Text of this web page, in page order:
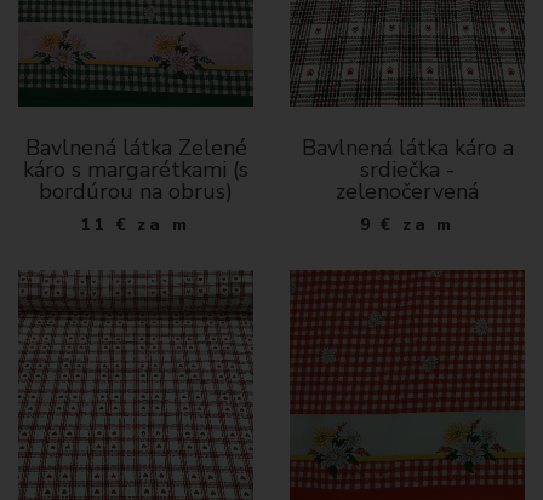
Bavlnená látka Zelené
káro s margarétkami (s
bordúrou na obrus)
11 € za m
Bavlnená látka káro a
srdiečka -
zelenočervená
9 € za m